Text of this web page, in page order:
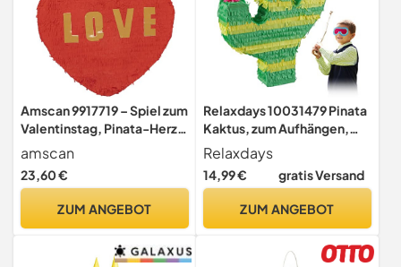
Amscan 9917719 – Spiel zum
Valentinstag, Pinata-Herz,
cm
amscan
23,60 €
ZUM ANGEBOT
Relaxdays 10031479 Pinata
Kaktus, zum Aufhängen,
Kinder, Jungen & Mädchen,
Geburtstag, zum Befüllen,
Kaktuspinata, grün/gelb
Relaxdays
14,99 € gratis Versand
ZUM ANGEBOT